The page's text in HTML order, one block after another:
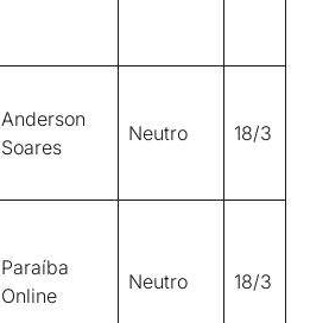
Anderson
Soares
Neutro 18/3
Paraíba
Online
Neutro 18/3